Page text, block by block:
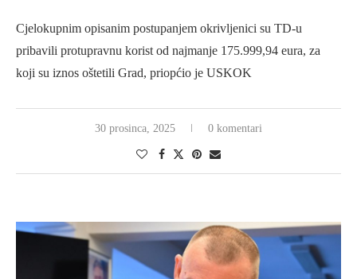
Cjelokupnim opisanim postupanjem okrivljenici su TD-u
pribavili protupravnu korist od najmanje 175.999,94 eura, za
koji su iznos oštetili Grad, priopćio je USKOK
30 prosinca, 2025 0 komentari